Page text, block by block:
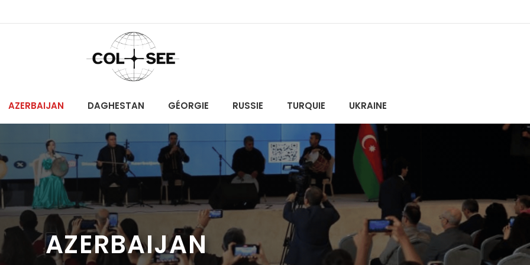
AZERBAIJAN DAGHESTAN GÉORGIE RUSSIE TURQUIE UKRAINE
AZERBAIJAN